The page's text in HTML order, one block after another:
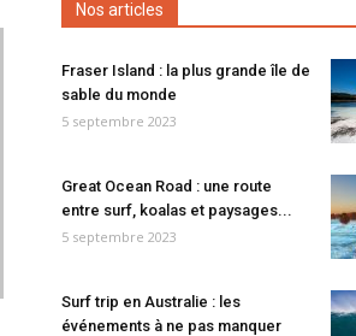
Nos articles
Fraser Island : la plus grande île de
sable du monde
5 septembre 2023
Great Ocean Road : une route
entre surf, koalas et paysages...
5 septembre 2023
Surf trip en Australie : les
événements à ne pas manquer